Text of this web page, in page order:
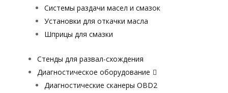
Системы раздачи масел и смазок
Установки для откачки масла
Шприцы для смазки
Стенды для развал-схождения
Диагностическое оборудование
Диагностические сканеры OBD2